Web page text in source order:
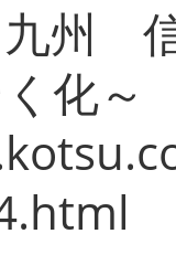
州 信
化～